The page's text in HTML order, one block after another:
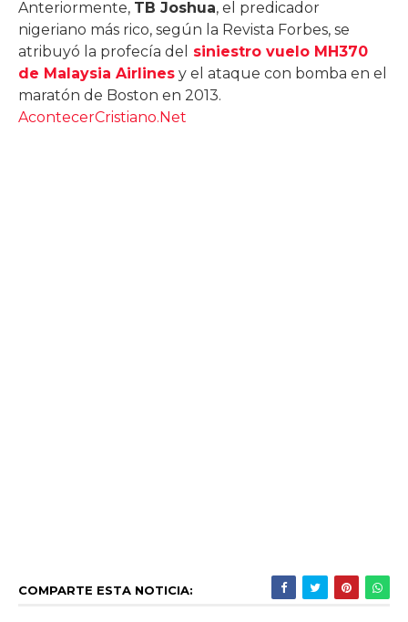
Anteriormente, TB Joshua, el predicador
nigeriano más rico, según la Revista Forbes, se
atribuyó la profecía del
siniestro vuelo MH370
de Malaysia Airlines y el ataque con bomba en el
maratón de Boston en 2013.
AcontecerCristiano.Net
COMPARTE ESTA NOTICIA: